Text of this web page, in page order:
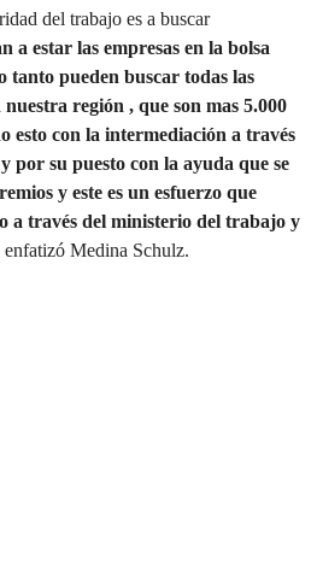
del trabajo es a buscar
a estar las empresas en la bolsa
tanto pueden buscar todas las
región , que son mas 5.000
esto con la intermediación a través
por su puesto con la ayuda que se
y este es un esfuerzo que
a través del ministerio del trabajo y
enfatizó Medina Schulz.